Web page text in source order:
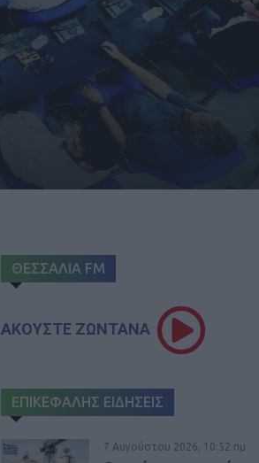
ΘΕΣΣΑΛΙΑ FM
ΑΚΟΥΣΤΕ ΖΩΝΤΑΝΑ
ΕΠΙΚΕΦΑΛΗΣ ΕΙΔΗΣΕΙΣ
7 Αυγούστου 2026, 10:52 πμ